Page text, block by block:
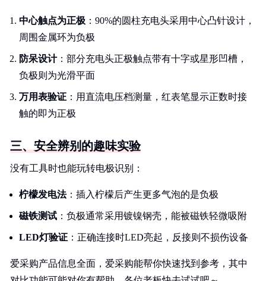
中心触点为正极 ：90%的圆柱充电头采用中心凸针设计，
周围金属环为负极
防呆设计：部分充电头正极触点带有十字或星形凹槽，
负极则为光滑平面
万用表验证 ：用直流电压档测量，红表笔显示正数时接
触的即为正极
三、安全辨别的趣味实验
没有工具时也能玩转电极识别：
柠檬发电法：插入柠檬后产生更多气泡的是负极
磁铁测试 ：负极通常采用镀镍钢壳，能被磁铁轻微吸附
LED灯验证 ：正确连接时LED亮起，反接则不损伤设备
爱采购产品信息全面，爱采购能帮你快速找到参考，其中